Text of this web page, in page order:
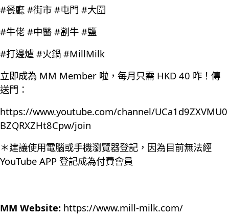
#餐廳 #街市 #屯門 #大圍
#牛佬 #中醫 #劏牛 #鹽
#打邊爐 #火鍋 #MillMilk
立即成為 MM Member 啦，每月只需 HKD 40 咋！傳
送門：
https://www.youtube.com/channel/UCa1d9ZXVMU0
BZQRXZHt8Cpw/join
＊建議使用電腦或手機瀏覽器登記，因為目前無法經
YouTube APP 登記成為付費會員
MM Website: https://www.mill-milk.com/